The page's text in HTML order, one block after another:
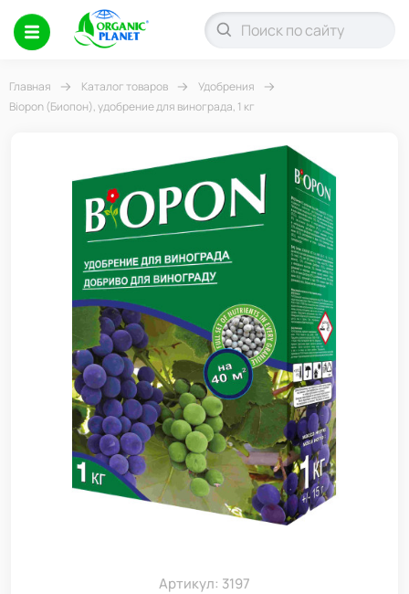
Главная Каталог товаров
Удобрения
Biopon (Биопон), удобрение для винограда, 1 кг
Артикул: 3197